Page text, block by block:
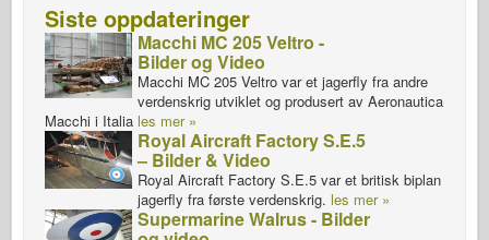
Siste oppdateringer
Macchi MC 205 Veltro -
Bilder og Video
Macchi MC 205 Veltro var et jagerfly fra andre
verdenskrig utviklet og produsert av Aeronautica
Macchi i Italia les mer »
Royal Aircraft Factory S.E.5
– Bilder & Video
Royal Aircraft Factory S.E.5 var et britisk biplan
jagerfly fra første verdenskrig. les mer »
Supermarine Walrus - Bilder